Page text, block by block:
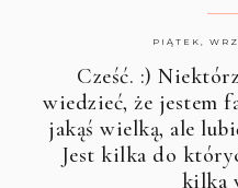
PIĄTEK,
Cześć. :)
wiedzieć, że jestem
jakąś wielką, ale
Jest kilka do
kilka